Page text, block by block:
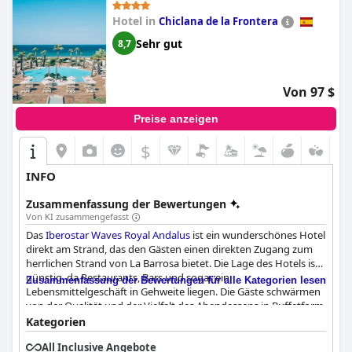
Strand mit atemberaubendem Blick auf das Meer und die
natürlichen Sanddünen. Trotz einiger negativer Kritiken hat die
überwältigende Mehrheit ihren Aufenthalt genossen und ihn als
eine wirklich wunderbare Erfahrung empfunden.
Hotel in Chiclana de la Frontera
8,7 Sehr gut
Von 97 $
Preise anzeigen
$
INFO
Zusammenfassung der Bewertungen
Von KI zusammengefasst
DasIberostar Waves Royal Andalus ist ein wunderschönes Hotel
direkt am Strand, das den Gästen einen direkten Zugang zum
herrlichen Strand von La Barrosa bietet. Die Lage des Hotels ist
günstig, da Restaurants, Bars und sogar ein
Lebensmittelgeschäft in Gehweite liegen. Die Gäste schwärmen
von der Qualität und der Vielfalt des Abendessens in Buffetform,
das jeden Tag unter einem anderen Motto steht, so dass die
Auswahl immer abwechslungsreich und interessant ist. Die
Zimmer bieten eine Mischung aus Komfort und Stil, und viele
Zusammenfassung der Bewertungen für alle Kategorien lesen
Kategorien
All Inclusive Angebote